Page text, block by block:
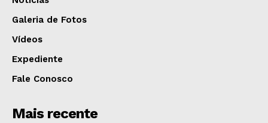
Galeria de Fotos
Vídeos
Expediente
Fale Conosco
Mais recente